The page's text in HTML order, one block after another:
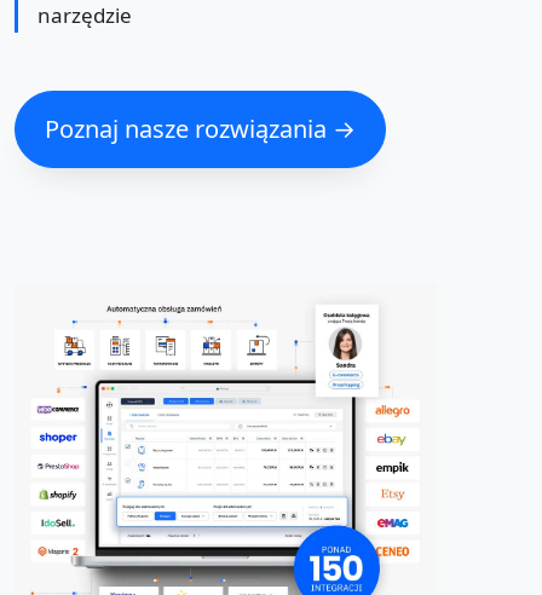
narzędzie
Poznaj nasze rozwiązania →